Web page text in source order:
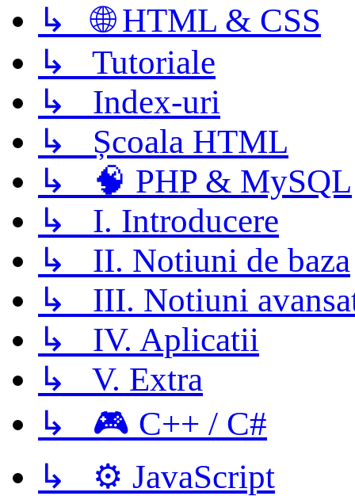
↳ 🌐 HTML & CSS
↳ Tutoriale
↳ Index-uri
↳ Școala HTML
↳ 🧠 PHP & MySQL
↳ I. Introducere
↳ II. Notiuni de baza
↳ III. Notiuni
↳ IV. Aplicatii
↳ V. Extra
↳ 🎮 C++ / C#
↳ ⚙️ JavaScript